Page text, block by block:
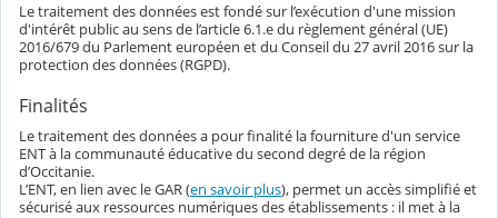
Le traitement des données est fondé sur l’exécution d'une mission
d'intérêt public au sens de l’article 6.1.e du règlement général (UE)
2016/679 du Parlement européen et du Conseil du 27 avril 2016 sur la
protection des données (RGPD).
Finalités
Le traitement des données a pour finalité la fourniture d'un service
ENT à la communauté éducative du second degré de la région
d’Occitanie.
L’ENT, en lien avec le GAR (en savoir plus), permet un accès simplifié et
sécurisé aux ressources numériques des établissements : il met à la